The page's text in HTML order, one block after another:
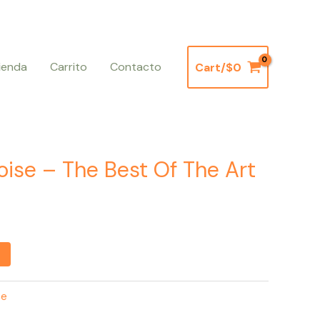
Carrito Contacto Cart/$0
– The Best Of The Art